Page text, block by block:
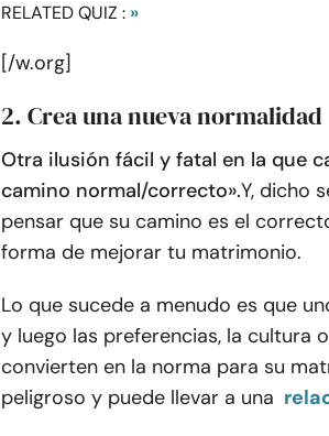
RELATED QUIZ : »
[/w.org]
2. Crea una nueva normalidad
Otra ilusión fácil y fatal en la que
camino normal/correcto».Y, dicho
pensar que su camino es el
forma de mejorar tu matrimonio.
Lo que sucede a menudo es que
y luego las preferencias, la cultura
convierten en la norma para su
peligroso y puede llevar a una